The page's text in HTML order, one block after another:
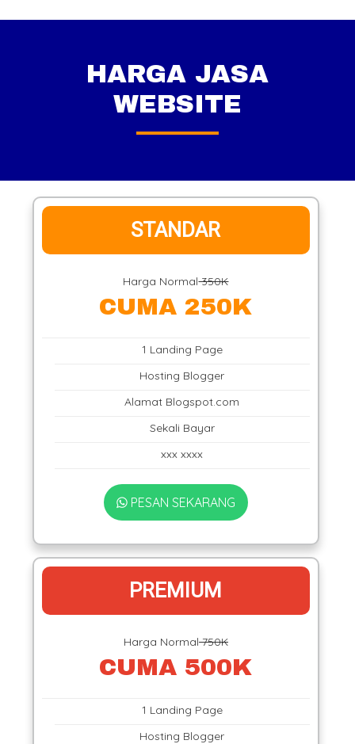
HARGA JASA
WEBSITE
STANDAR
Harga Normal350K
CUMA 250K
1 Landing Page
Hosting Blogger
Alamat Blogspot.com
Sekali Bayar
xxx xxxx
PESAN SEKARANG
PREMIUM
Harga Normal750K
CUMA 500K
1 Landing Page
Hosting Blogger